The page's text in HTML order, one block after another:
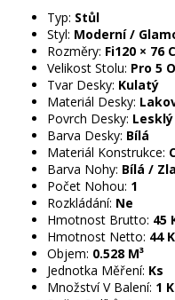
Typ: Stůl
Styl: Moderní /
Rozměry: Fi120 × 76
Velikost Stolu: Pro 5
Tvar Desky: Kulatý
Materiál Desky:
Povrch Desky: Lesklý
Barva Desky: Bílá
Materiál Konstrukce:
Barva Nohy: Bílá /
Počet Nohou: 1
Rozkládání: Ne
Hmotnost Brutto: 45
Hmotnost Netto: 44
Objem: 0.528 M³
Jednotka Měření: Ks
Množství V Balení: 1